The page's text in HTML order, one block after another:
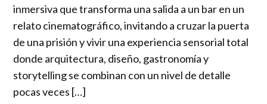
inmersiva que transforma una salida a un bar en un
relato cinematográfico, invitando a cruzar la puerta
de una prisión y vivir una experiencia sensorial total
donde arquitectura, diseño, gastronomía y
storytelling se combinan con un nivel de detalle
pocas veces […]